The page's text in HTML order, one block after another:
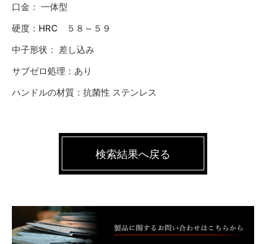
口金： 一体型
硬度：HRC ５８～５９
中子形状： 差し込み
サブゼロ処理：あり
ハンドルの材質：抗菌性 ステンレス
検索結果へ戻る